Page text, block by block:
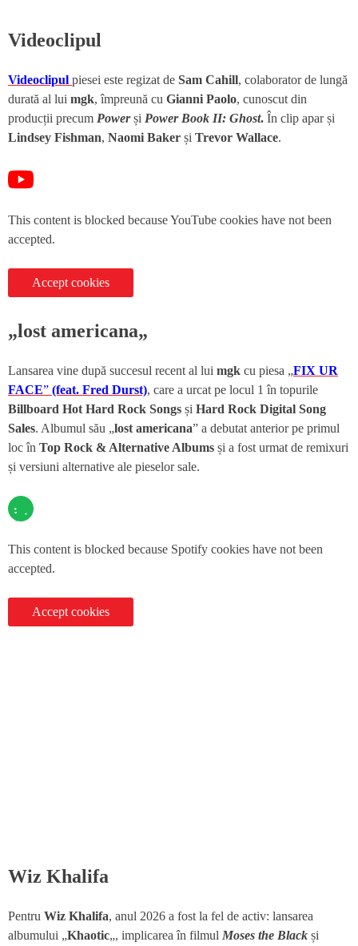
Videoclipul
Videoclipul piesei este regizat de Sam Cahill, colaborator de lungă
durată al lui mgk, împreună cu Gianni Paolo, cunoscut din
producții precum Powerși Power Book II: Ghost. În clip apar și
Lindsey Fishman, Naomi Baker și Trevor Wallace.
This content is blocked because YouTube cookies have not been
accepted.
Accept cookies
„lost americana„
Lansarea vine după succesul recent al lui mgk cu piesa „FIX UR
FACE” (feat. Fred Durst), care a urcat pe locul 1 în topurile
Billboard Hot Hard Rock Songs și Hard Rock Digital Song
Sales. Albumul său „lost americana” a debutat anterior pe primul
loc în Top Rock & Alternative Albums și a fost urmat de remixuri
și versiuni alternative ale pieselor sale.
This content is blocked because Spotify cookies have not been
accepted.
Accept cookies
Wiz Khalifa
Pentru Wiz Khalifa, anul 2026 a fost la fel de activ: lansarea
albumului „Khaotic„, implicarea în filmul Moses the Black și